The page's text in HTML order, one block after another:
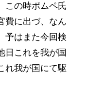
この時ポムペ氏
費に出づ、なん
予はまた今回検
日これを我が国
れ我が国にて駆